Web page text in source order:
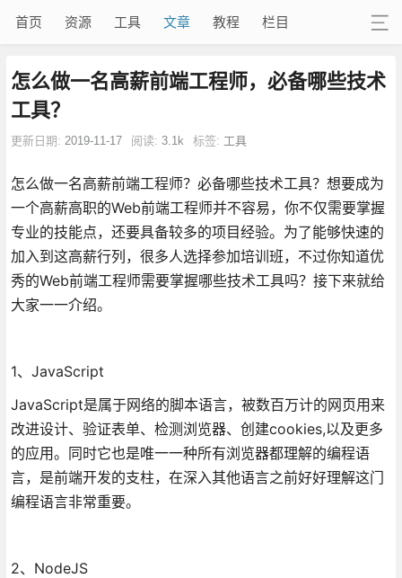
首页 资源 工具 文章 教程 栏目
怎么做一名高薪前端工程师，必备哪些技术
工具？
更新日期: 2019-11-17 阅读: 3.1k 标签: 工具
怎么做一名高薪前端工程师？必备哪些技术工具？想要成为
一个高薪高职的Web前端工程师并不容易，你不仅需要掌握
专业的技能点，还要具备较多的项目经验。为了能够快速的
加入到这高薪行列，很多人选择参加培训班，不过你知道优
秀的Web前端工程师需要掌握哪些技术工具吗？接下来就给
大家一一介绍。
1、JavaScript
JavaScript是属于网络的脚本语言，被数百万计的网页用来
改进设计、验证表单、检测浏览器、创建cookies,以及更多
的应用。同时它也是唯一一种所有浏览器都理解的编程语
言，是前端开发的支柱，在深入其他语言之前好好理解这门
编程语言非常重要。
2、NodeJS